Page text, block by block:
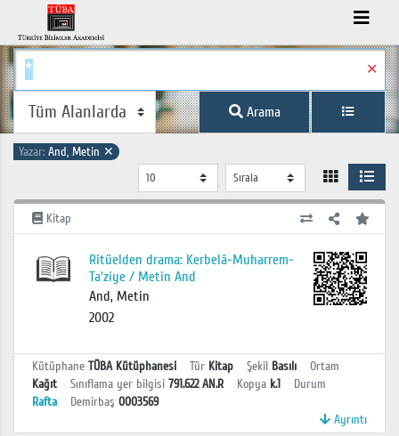
✕
Arama
Yazar: And, Metin ✕
Kitap
Ritüelden drama: Kerbelâ-Muharrem-
Ta'ziye / Metin And
And, Metin
2002
Kütüphane TÜBA Kütüphanesi Tür Kitap Şekil Basılı
Ortam
Kağıt
Sınıflama yer bilgisi 791.622 AN.R Kopya k.1
Durum
Rafta
Demirbaş 0003569
Ayrıntı